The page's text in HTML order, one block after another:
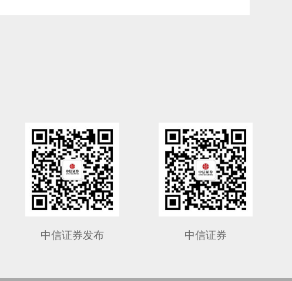
中信证券发布 中信证券